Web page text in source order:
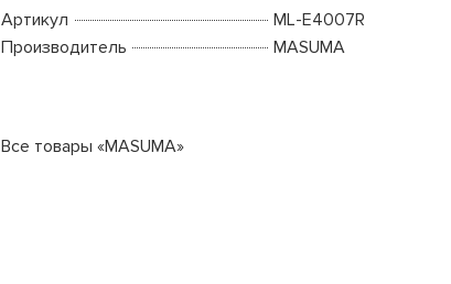
Артикул
ML-E4007R
Производитель
MASUMA
Все товары «MASUMA»